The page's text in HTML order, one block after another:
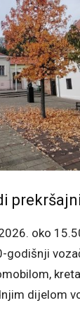
oko
godišnji
dijelom